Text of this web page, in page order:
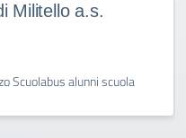
Militello a.s.
Scuolabus alunni scuola